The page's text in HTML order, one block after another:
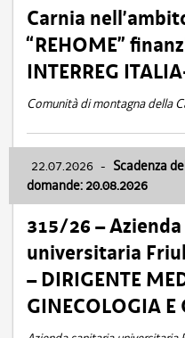
Carnia
“REHOME”
INTERREG
Comunità di montagna della
22.07.2026 - Scadenza
domande: 20.08.2026
315/26 –
universitaria
– DIRIGENTE
GINECOLOGIA E